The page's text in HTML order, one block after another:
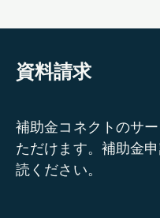
資料請求
補助金コネクトのサ
ただけます。補助金
読ください。